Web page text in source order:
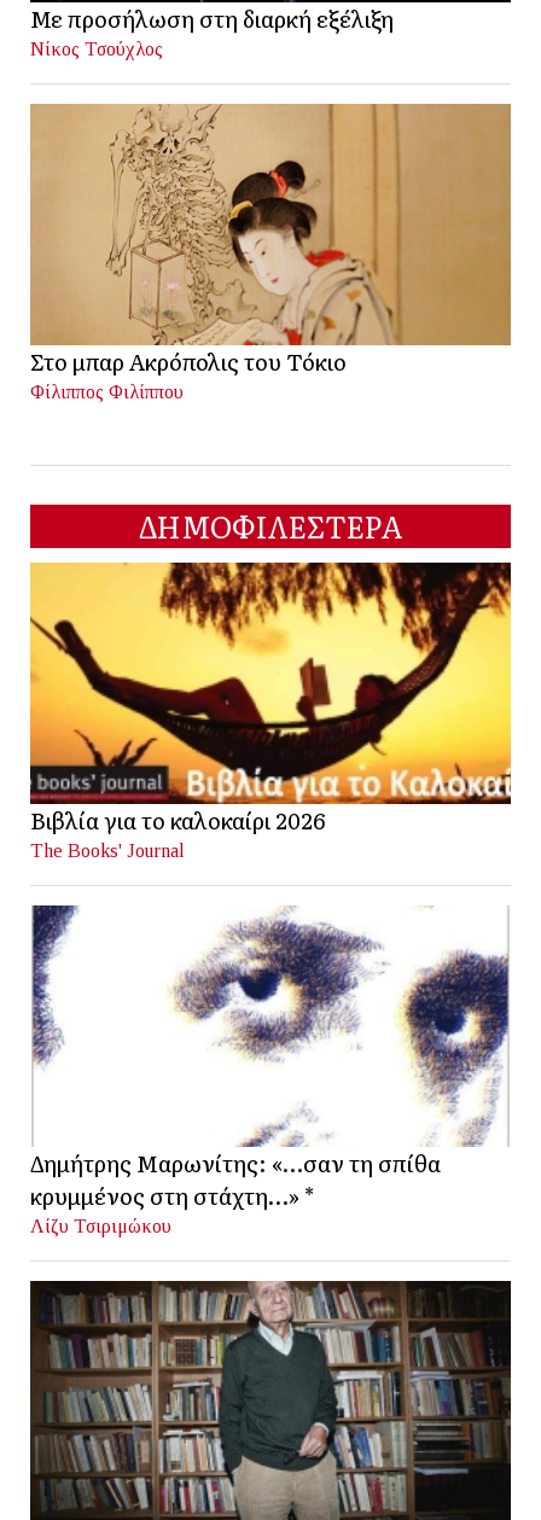
Με προσήλωση στη διαρκή εξέλιξη
Νίκος Τσούχλος
Στο μπαρ Ακρόπολις του Τόκιο
Φίλιππος Φιλίππου
ΔΗΜΟΦΙΛΕΣΤΕΡΑ
Βιβλία για το καλοκαίρι 2026
The Books' Journal
Δημήτρης Μαρωνίτης: «…σαν τη σπίθα
κρυμμένος στη στάχτη…» *
Λίζυ Τσιριμώκου